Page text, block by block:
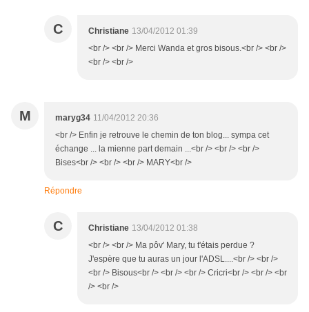
C Christiane 13/04/2012 01:39
<br /> <br /> Merci Wanda et gros bisous.<br /> <br />
<br /> <br />
M maryg34 11/04/2012 20:36
<br /> Enfin je retrouve le chemin de ton blog... sympa cet
échange ... la mienne part demain ...<br /> <br /> <br />
Bises<br /> <br /> <br /> MARY<br />
Répondre
C Christiane 13/04/2012 01:38
<br /> <br /> Ma pôv' Mary, tu t'étais perdue ?
J'espère que tu auras un jour l'ADSL....<br /> <br />
<br /> Bisous<br /> <br /> <br /> Cricri<br /> <br /> <br
/> <br />